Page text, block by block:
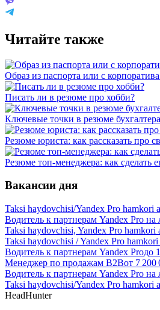
Читайте также
Образ из паспорта или с
Писать ли в резюме про хобби?
Ключевые точки в резюме
Резюме юриста: как рассказать про
Резюме топ-менеджера: как сделать
Вакансии дня
Taksi haydovchisi/Yandex Pro hamkori
Водитель к партнерам Yandex Pro
Taksi haydovchisi, Yandex Pro
Taksi haydovchisi / Yandex Pro
Водитель к партнерам Yandex Proдо
Менеджер по продажам B2Bот 7 200
Водитель к партнерам Yandex Pro
Taksi haydovchisi/Yandex Pro hamkori
HeadHunter